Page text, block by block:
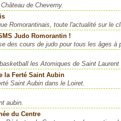
de Cheverny.
Romorantinais, toute l'actualité sur le
Judo Romorantin !
des cours de judo pour tous les âges
les Atomiques de Saint
la Ferté Saint Aubin
Saint Aubin dans le Loiret.
aubin.
du Centre